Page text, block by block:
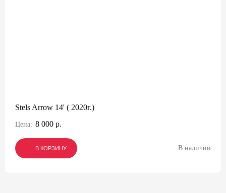
Stels Arrow 14' ( 2020г.)
Цена: 8 000 р.
В КОРЗИНУ
В КОРЗИНУ
В КОРЗИНУ В наличии